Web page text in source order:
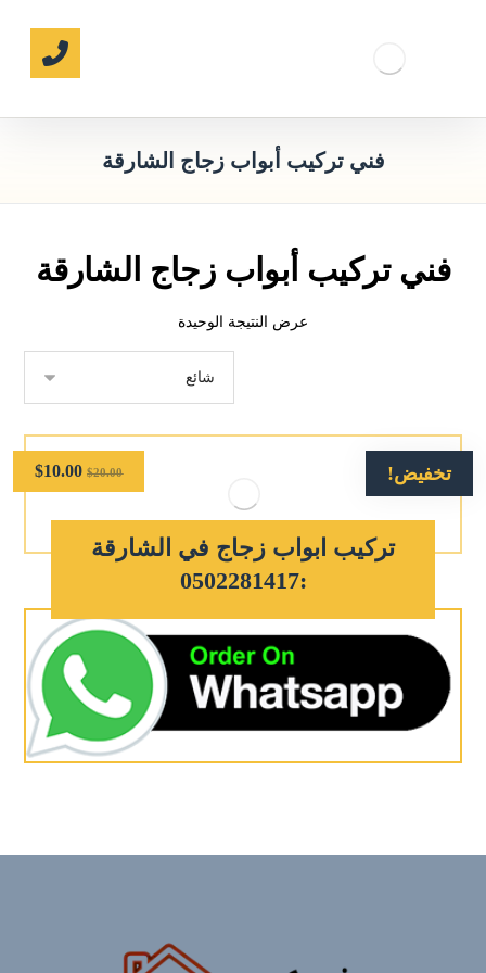
فني تركيب أبواب زجاج الشارقة
فني تركيب أبواب زجاج الشارقة
عرض النتيجة الوحيدة
تخفيض!
تركيب ابواب زجاج في الشارقة
:0502281417
$20.00
$10.00